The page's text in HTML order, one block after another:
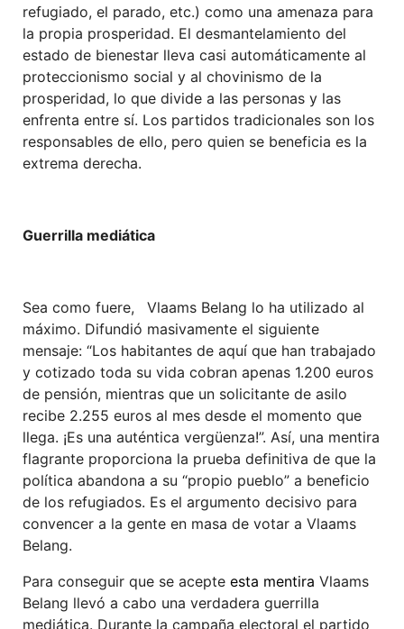
refugiado, el parado, etc.) como una amenaza para
la propia prosperidad. El desmantelamiento del
estado de bienestar lleva casi automáticamente al
proteccionismo social y al chovinismo de la
prosperidad, lo que divide a las personas y las
enfrenta entre sí. Los partidos tradicionales son los
responsables de ello, pero quien se beneficia es la
extrema derecha.
Guerrilla mediática
Sea como fuere,
Vlaams Belang lo ha utilizado al
máximo. Difundió masivamente el siguiente
mensaje: “Los habitantes de aquí que han trabajado
y cotizado toda su vida cobran apenas 1.200 euros
de pensión, mientras que un solicitante de asilo
recibe 2.255 euros al mes desde el momento que
llega. ¡Es una auténtica vergüenza!”. Así, una mentira
flagrante proporciona la prueba definitiva de que la
política abandona a su “propio pueblo” a beneficio
de los refugiados. Es el argumento decisivo para
convencer a la gente en masa de votar a Vlaams
Belang.
Para conseguir que se acepte esta mentira Vlaams
Belang llevó a cabo una verdadera guerrilla
mediática. Durante la campaña electoral el partido